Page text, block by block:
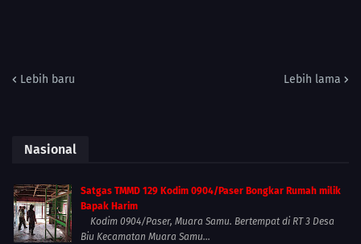
Lebih baru Lebih lama
Nasional
Satgas TMMD 129 Kodim 0904/Paser Bongkar Rumah milik
Bapak Harim
Kodim 0904/Paser, Muara Samu. Bertempat di RT 3 Desa
Biu Kecamatan Muara Samu...